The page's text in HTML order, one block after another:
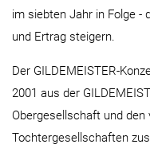
im siebten Jahr in Folge -
und Ertrag steigern.
Der GILDEMEISTER-
2001 aus der
Obergesellschaft und
Tochtergesellschaften